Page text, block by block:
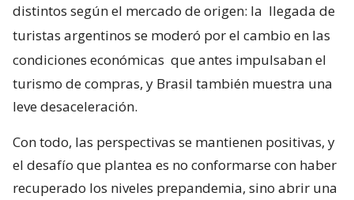
distintos según el mercado de origen: la llegada de
turistas argentinos se moderó por el cambio en las
condiciones económicas que antes impulsaban el
turismo de compras, y Brasil también muestra una
leve desaceleración.
Con todo, las perspectivas se mantienen positivas, y
el desafío que plantea es no conformarse con haber
recuperado los niveles prepandemia, sino abrir una